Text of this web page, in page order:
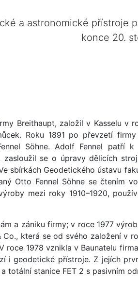
a astronomické přístroje
konce 20.
Breithaupt, založil v Kasselu v
Roku 1891 po převzetí
Söhne. Adolf Fennel patří k
se o úpravy dělicích
sbírkách Geodetického ústavu
Otto Fennel Söhne se čtením
mezi roky 1910–1920,
a zániku firmy; v roce 1977
Co., která se od svého založení v
roce 1978 vznikla v Baunatelu
i geodetické přístroje. Z jejích
totální stanice FET 2 s pasivním